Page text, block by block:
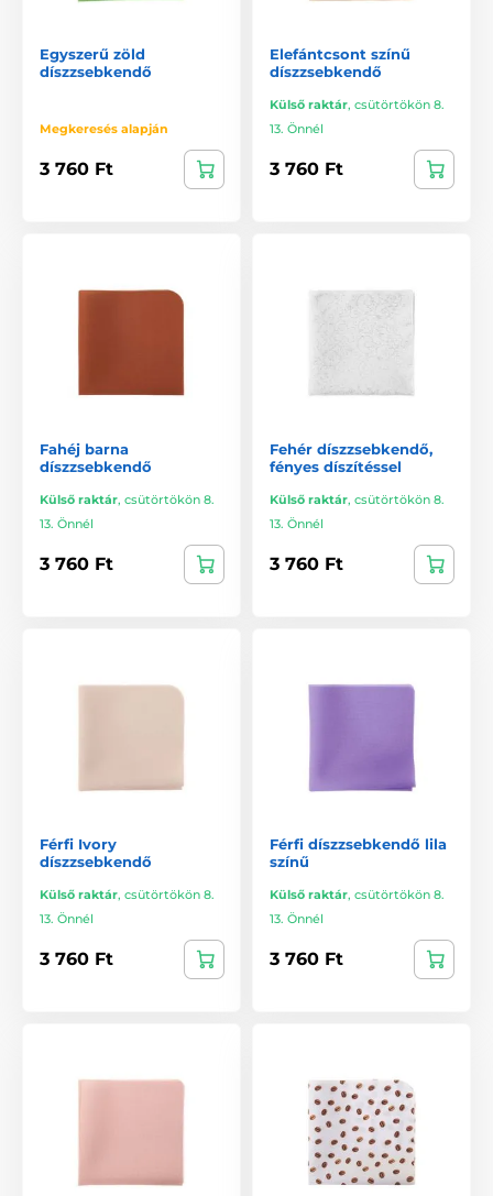
Egyszerű zöld
díszzsebkendő
Megkeresés alapján
3 760 Ft
Elefántcsont színű
díszzsebkendő
Külső raktár, csütörtökön 8.
13. Önnél
3 760 Ft
Fahéj barna
díszzsebkendő
Külső raktár, csütörtökön 8.
13. Önnél
3 760 Ft
Fehér díszzsebkendő,
fényes díszítéssel
Külső raktár, csütörtökön 8.
13. Önnél
3 760 Ft
Férfi Ivory
díszzsebkendő
Külső raktár, csütörtökön 8.
13. Önnél
3 760 Ft
Férfi díszzsebkendő lila
színű
Külső raktár, csütörtökön 8.
13. Önnél
3 760 Ft